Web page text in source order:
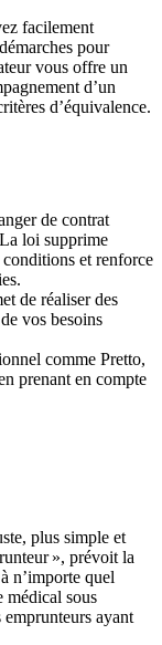
facilement
pour
vous offre un
d’un
d’équivalence.
de contrat
loi supprime
et renforce
de réaliser des
vos besoins
comme Pretto,
prenant en compte
plus simple et
», prévoit la
n’importe quel
médical sous
ayant